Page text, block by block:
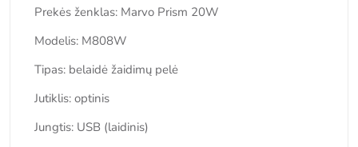
Prekės ženklas: Marvo Prism 20W
Modelis: M808W
Tipas: belaidė žaidimų pelė
Jutiklis: optinis
Jungtis: USB (laidinis)